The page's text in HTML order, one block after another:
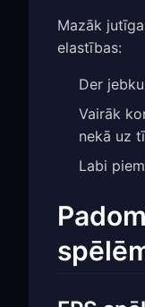
Mazāk
elastības:
Der
Vairāk
nekā uz
Labi